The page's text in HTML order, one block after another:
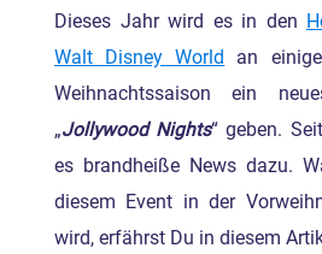
Dieses Jahr wird es in den
Walt Disney World
an
Weihnachtssaison ein
„Jollywood Nights“ geben.
es brandheiße News dazu.
diesem Event in der
wird, erfährst Du in diesem